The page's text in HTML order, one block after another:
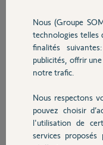
Sécurité
Domotique
Chauffage
Autres produits
Pascal B.
il y a environ 6 ans
Réponses
Bonjour Pascal
Nous (Groupe
technologies telles
finalités
publicités, offrir
notre trafic.
Nous respectons
pouvez choisir
l'utilisation de
services